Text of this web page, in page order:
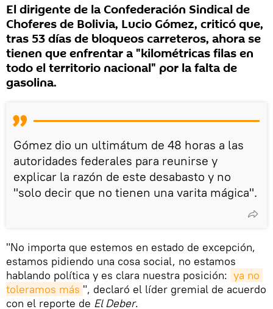
El dirigente de la Confederación Sindical de
Choferes de Bolivia, Lucio Gómez, criticó que,
tras 53 días de bloqueos carreteros, ahora se
tienen que enfrentar a "kilométricas filas en
todo el territorio nacional" por la falta de
gasolina.
Gómez dio un ultimátum de 48 horas a las
autoridades federales para reunirse y
explicar la razón de este desabasto y no
"solo decir que no tienen una varita mágica".
"No importa que estemos en estado de excepción,
estamos pidiendo una cosa social, no estamos
hablando política y es clara nuestra posición: ya no
toleramos más ", declaró el líder gremial de acuerdo
con el reporte de El Deber.